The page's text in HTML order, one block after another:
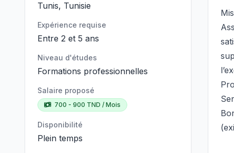
Tunis, Tunisie
Expérience requise
Entre 2 et 5 ans
Niveau d'études
Formations professionnelles
Salaire proposé
700 - 900 TND / Mois
Disponibilité
Plein temps